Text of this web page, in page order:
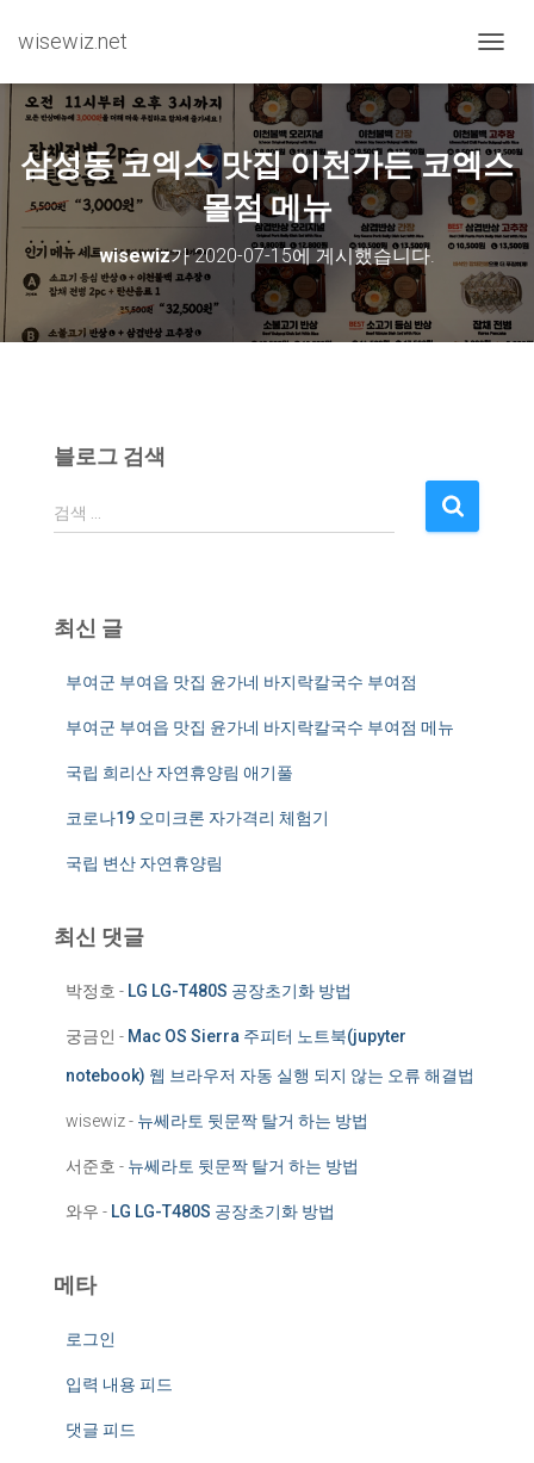
wisewiz.net
삼성동 코엑스 맛집 이천가든 코엑스
몰점 메뉴
wisewiz가2020-07-15에 게시했습니다.
블로그 검색
검
색
검색 …
최신 글
부여군 부여읍 맛집 윤가네 바지락칼국수 부여점
부여군 부여읍 맛집 윤가네 바지락칼국수 부여점 메뉴
국립 희리산 자연휴양림 애기풀
코로나19 오미크론 자가격리 체험기
국립 변산 자연휴양림
최신 댓글
박정호 - LG LG-T480S 공장초기화 방법
궁금인 - Mac OS Sierra 주피터 노트북(jupyter
notebook) 웹 브라우저 자동 실행 되지 않는 오류 해결법
wisewiz- 뉴쎄라토 뒷문짝 탈거 하는 방법
서준호 - 뉴쎄라토 뒷문짝 탈거 하는 방법
와우 - LG LG-T480S 공장초기화 방법
메타
로그인
입력 내용 피드
댓글 피드